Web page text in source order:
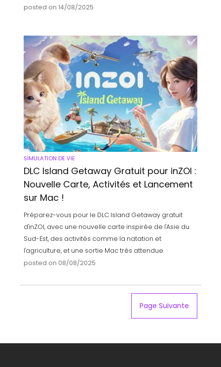
posted on 14/08/2025
SIMULATION DE VIE
DLC Island Getaway Gratuit pour inZOI :
Nouvelle Carte, Activités et Lancement
sur Mac !
Préparez-vous pour le DLC Island Getaway gratuit
d'inZOI, avec une nouvelle carte inspirée de l'Asie du
Sud-Est, des activités comme la natation et
l'agriculture, et une sortie Mac très attendue.
posted on 08/08/2025
Page Suivante